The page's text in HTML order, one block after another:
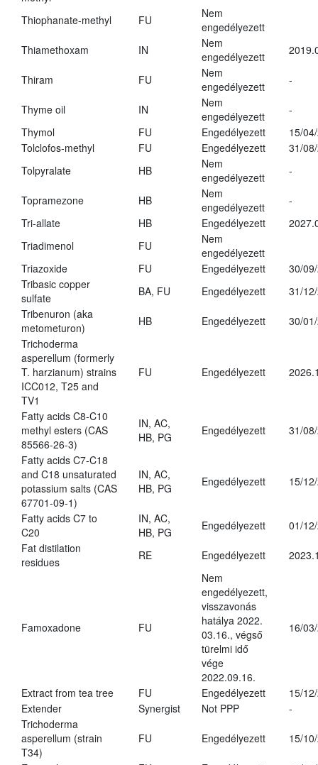
Thiophanate-methyl
FU
Nem
engedélyezett
Thiamethoxam
IN
Nem
engedélyezett
Thiram FU
Nem
engedélyezett
-
Thyme oil IN
Nem
engedélyezett
-
Thymol
FU Engedélyezett
15/
Tolclofos-methyl
FU Engedélyezett
31/
Tolpyralate
HB
Nem
engedélyezett
-
Topramezone HB
Nem
engedélyezett
-
Tri-allate
HB Engedélyezett
Triadimenol
FU
Nem
engedélyezett
Triazoxide
FU Engedélyezett
30/
Tribasic copper
sulfate
BA, FU Engedélyezett
31/
Tribenuron (aka
metometuron)
HB Engedélyezett
30/
Trichoderma
asperellum (formerly
T. harzianum) strains
ICC012, T25 and
TV1
FU Engedélyezett
Fatty acids C8-C10
methyl esters (CAS
85566-26-3)
IN, AC,
HB, PG
Engedélyezett 31/
Fatty acids C7-C18
and C18 unsaturated
potassium salts (CAS
67701-09-1)
IN, AC,
HB, PG
Engedélyezett 15/
Fatty acids C7 to
C20
IN, AC,
HB, PG
Engedélyezett
01/
Fat distilation
residues
RE Engedélyezett
Famoxadone FU
Nem
engedélyezett,
visszavonás
hatálya 2022.
03.16., végső
türelmi idő
vége
2022.09.16.
16/
Extract from tea tree FU Engedélyezett
15/
Extender
Synergist Not PPP
-
Trichoderma
asperellum (strain
T34)
FU Engedélyezett 15/